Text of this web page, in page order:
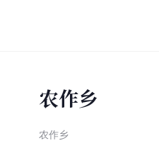
农作乡
农作乡